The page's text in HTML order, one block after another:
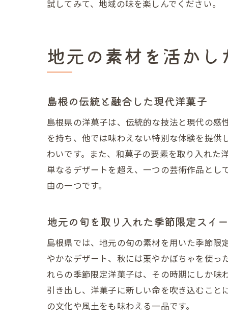
試してみて、地域の味を楽しんでください。
地元の素材を活か
島根の伝統と融合した現代洋菓子
島根県の洋菓子は、伝統的な技法と現代の
を持ち、他では味わえない特別な体験を提
わいです。また、和菓子の要素を取り入れた
単なるデザートを超え、一つの芸術作品と
由の一つです。
地元の旬を取り入れた季節限定スイ
島根県では、地元の旬の素材を用いた季節
やかなデザート、秋には栗やかぼちゃを使
れらの季節限定洋菓子は、その時期にしか
引き出し、洋菓子に新しい命を吹き込むこ
の文化や風土をも味わえる一品です。